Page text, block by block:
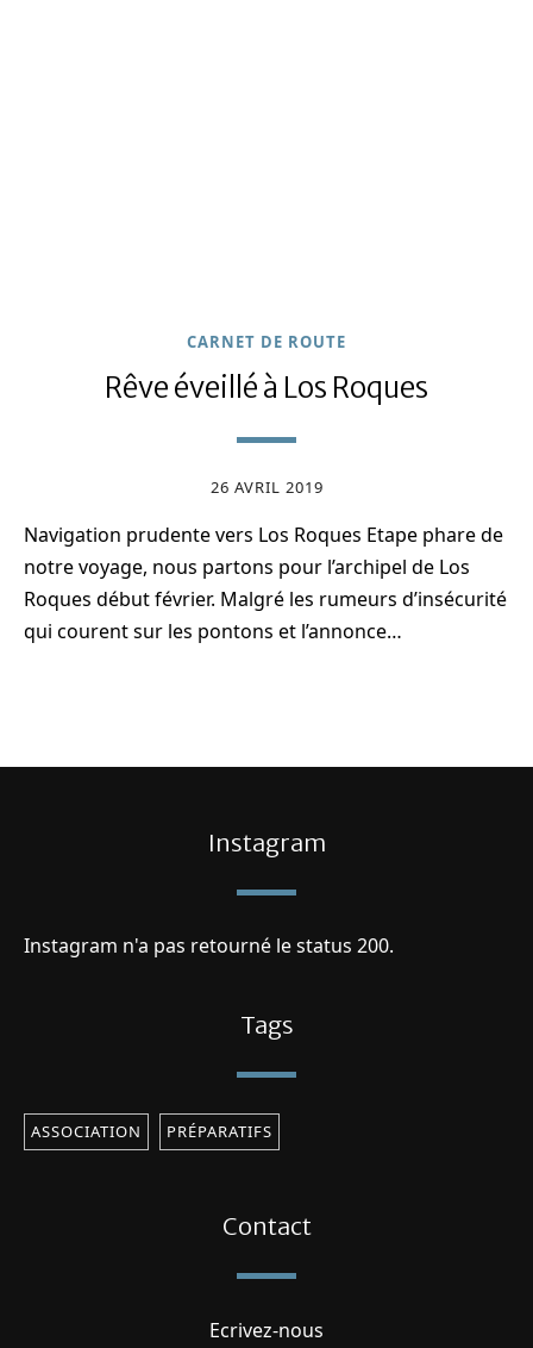
CARNET DE ROUTE
Rêve éveillé à Los Roques
26 AVRIL 2019
Navigation prudente vers Los Roques Etape phare de
notre voyage, nous partons pour l’archipel de Los
Roques début février. Malgré les rumeurs d’insécurité
qui courent sur les pontons et l’annonce…
Instagram
Instagram n'a pas retourné le status 200.
Tags
ASSOCIATION PRÉPARATIFS
Contact
Ecrivez-nous